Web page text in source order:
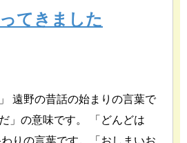
てきました
遠野の昔話の始まりの言葉で
」の意味です。 「どんどは
りの言葉です。「おしまいお